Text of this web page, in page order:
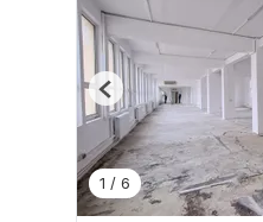
1 / 6
Previous